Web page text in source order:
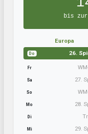
bis zur
Europa
Do 26.
Fr
Sa 27.
So
Mo 28.
Di
Mi 29.